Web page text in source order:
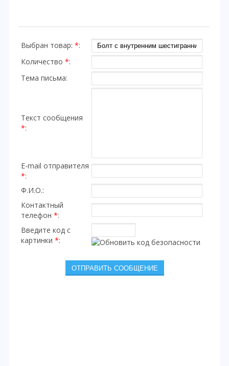
Выбран товар: *:
Количество *:
Тема письма:
Текст сообщения
*:
E-mail отправителя
*:
Ф.И.О.:
Контактный
телефон *:
Введите код с
картинки *: